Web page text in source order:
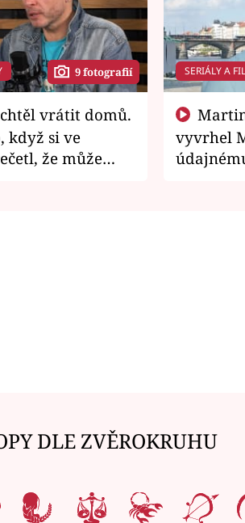
9 fotografií
když si ve
že může
SERIÁLY A
vyvrhel
DLE ZVĚROKRUHU